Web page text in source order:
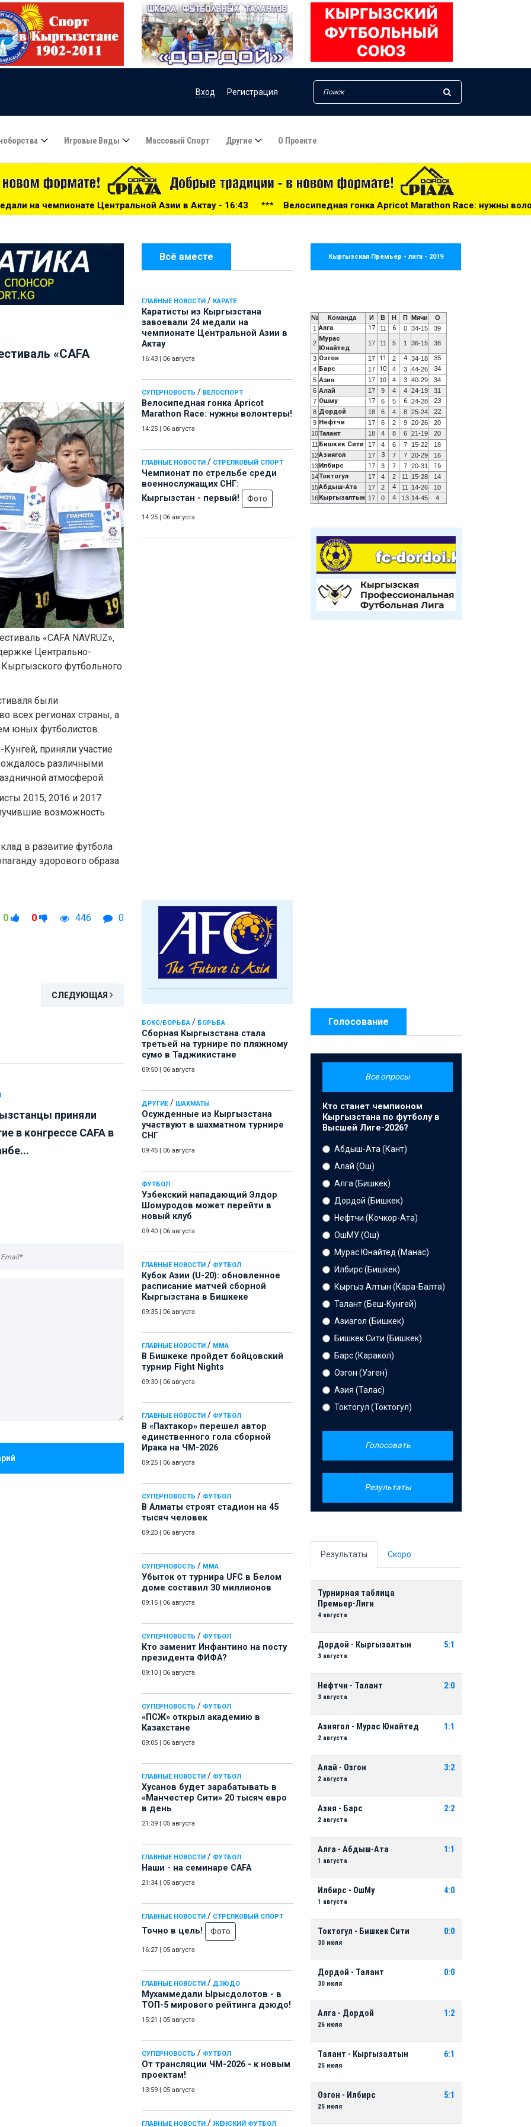
Вход Регистрация
Игровые Виды Массовый Спорт Другие О Проекте
Азии в Актау - 16:43 ***Велосипедная гонка Apricot Marathon Race: нужны волонтеры! - 14:25 ***
Всё вместе
ГЛАВНЫЕ НОВОСТИ / КАРАТЕ
Каратисты из Кыргызстана
завоевали 24 медали на
чемпионате Центральной Азии в
Актау
16:43 06 августа
СУПЕРНОВОСТЬ / ВЕЛОСПОРТ
Велосипедная гонка Apricot
Marathon Race: нужны волонтеры!
14:25 06 августа
ГЛАВНЫЕ НОВОСТИ / СТРЕЛКОВЫЙ СПОРТ
Чемпионат по стрельбе среди
военнослужащих СНГ:
Кыргызстан - первый!
Фото
14:25 06 августа
БОКС/БОРЬБА / БОРЬБА
Сборная Кыргызстана стала
третьей на турнире по пляжному
сумо в Таджикистане
09:50 06 августа
ДРУГИЕ/ ШАХМАТЫ
Осужденные из Кыргызстана
участвуют в шахматном турнире
СНГ
09:45 06 августа
ФУТБОЛ
Узбекский нападающий Элдор
Шомуродов может перейти в
новый клуб
09:40 06 августа
ГЛАВНЫЕ НОВОСТИ / ФУТБОЛ
Кубок Азии (U-20): обновленное
расписание матчей сборной
Кыргызстана в Бишкеке
09:35 06 августа
ГЛАВНЫЕ НОВОСТИ / ММА
В Бишкеке пройдет бойцовский
турнир Fight Nights
09:30 06 августа
ГЛАВНЫЕ НОВОСТИ / ФУТБОЛ
В «Пахтакор» перешел автор
единственного гола сборной
Ирака на ЧМ-2026
09:25 06 августа
СУПЕРНОВОСТЬ / ФУТБОЛ
В Алматы строят стадион на 45
тысяч человек
09:20 06 августа
СУПЕРНОВОСТЬ / ММА
Убыток от турнира UFC в Белом
доме составил 30 миллионов
09:15 06 августа
СУПЕРНОВОСТЬ / ФУТБОЛ
Кто заменит Инфантино на посту
президента ФИФА?
09:10 06 августа
СУПЕРНОВОСТЬ / ФУТБОЛ
«ПСЖ» открыл академию в
Казахстане
09:05 06 августа
ГЛАВНЫЕ НОВОСТИ / ФУТБОЛ
Хусанов будет зарабатывать в
«Манчестер Сити» 20 тысяч евро
в день
21:39 05 августа
ГЛАВНЫЕ НОВОСТИ / ФУТБОЛ
Наши - на семинаре СAFA
21:34 05 августа
ГЛАВНЫЕ НОВОСТИ / СТРЕЛКОВЫЙ СПОРТ
Точно в цель! Фото
16:27 05 августа
ГЛАВНЫЕ НОВОСТИ / ДЗЮДО
Мухаммедали Ырысдолотов - в
ТОП-5 мирового рейтинга дзюдо!
15:21 05 августа
СУПЕРНОВОСТЬ / ФУТБОЛ
От трансляции ЧМ-2026 - к новым
проектам!
13:59 05 августа
ГЛАВНЫЕ НОВОСТИ / ЖЕНСКИЙ ФУТБОЛ
«CAFA
«CAFA NAVRUZ»,
Центрально-
футбольного
были
всех регионах страны, а
юных футболистов.
приняли участие
различными
атмосферой.
2015, 2016 и 2017
возможность
в развитие футбола
здорового образа
0 0 446 0
СЛЕДУЮЩАЯ
приняли
в конгрессе CAFA в
Кыргызская Премьер - лига - 2019
№ Команда И В Н П Мячи
О
1 Алга 17 11 6 0 34-15 39
2
Мурас
Юнайтед
17 11 5 1 36-15 38
3 Озгон 17 11 2 4 34-18 35
4 Барс 17 10 4 3 44-26 34
5 Азия 17 10 4 3 40-29
34
6 Алай 17 9 4 4 24-19
31
7 Ошму 17 6 5 6 24-28 23
8 Дордой 18 6 4 8 25-24 22
9 Нефтчи 17 6 2 9 20-26
20
10Талант 18 4 8 6 21-19
20
11 Бишкек Сити 17 4 6 7 15-22
18
12Азиягол 17 3 7 7 20-29
16
13 Илбирс 17 3 7 7 20-31 16
14Токтогул 17 4 2 11 15-28
14
15Абдыш-Ата 17 2 4 11 14-26
10
16 Кыргызалтын 17 0 4 13 14-45 4
Голосование
Все опросы
Кто станет чемпионом
Кыргызстана по футболу в
Высшей Лиге-2026?
Абдыш-Ата (Кант)
Алай (Ош)
Алга (Бишкек)
Дордой (Бишкек)
Нефтчи (Кочкор-Ата)
ОшМУ (Ош)
Мурас Юнайтед (Манас)
Илбирс (Бишкек)
Кыргыз Алтын (Кара-Балта)
Талант (Беш-Кунгей)
Азиагол (Бишкек)
Бишкек Сити (Бишкек)
Барс (Каракол)
Озгон (Узген)
Азия (Талас)
Токтогул (Токтогул)
Голосовать
Результаты
Результаты Скоро
Турнирная таблица
Премьер-Лиги
4 августа
Дордой - Кыргызалтын
3 августа
5:1
Нефтчи - Талант
3 августа
2:0
Азиягол - Мурас Юнайтед
2 августа
1:1
Алай - Озгон
2 августа
3:2
Азия - Барс
2 августа
2:2
Алга - Абдыш-Ата
1 августа
1:1
Илбирс - ОшМу
1 августа
4:0
Токтогул - Бишкек Сити
30 июля
0:0
Дордой - Талант
30 июля
0:0
Алга - Дордой
26 июля
1:2
Талант - Кыргызалтын
25 июля
6:1
Озгон - Илбирс
25 июля
5:1